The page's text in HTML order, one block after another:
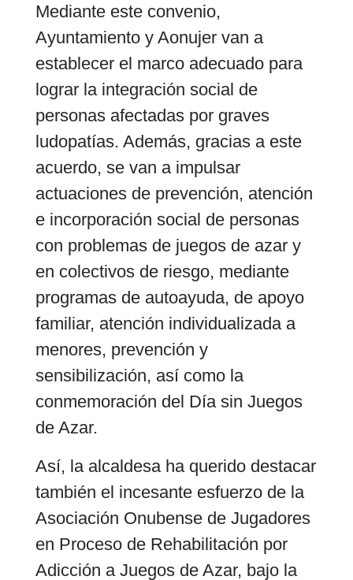
Mediante este convenio,
Ayuntamiento y Aonujer van a
establecer el marco adecuado para
lograr la integración social de
personas afectadas por graves
ludopatías. Además, gracias a este
acuerdo, se van a impulsar
actuaciones de prevención, atención
e incorporación social de personas
con problemas de juegos de azar y
en colectivos de riesgo, mediante
programas de autoayuda, de apoyo
familiar, atención individualizada a
menores, prevención y
sensibilización, así como la
conmemoración del Día sin Juegos
de Azar.
Así, la alcaldesa ha querido destacar
también el incesante esfuerzo de la
Asociación Onubense de Jugadores
en Proceso de Rehabilitación por
Adicción a Juegos de Azar, bajo la